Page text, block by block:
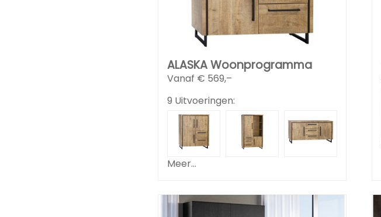
ALASKA Woonprogramma
Vanaf € 569,–
9 Uitvoeringen:
Meer...